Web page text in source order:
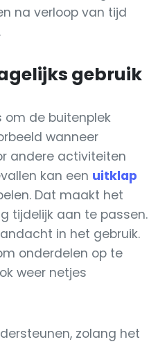
na verloop van tijd
gebruik
de buitenplek
wanneer
andere activiteiten
kan een uitklap
Dat maakt het
tijdelijk aan te passen.
in het gebruik.
onderdelen op te
weer netjes
zolang het